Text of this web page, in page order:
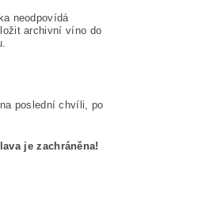
neodpovídá
archivní víno do
poslední chvíli, po
je zachráněna!